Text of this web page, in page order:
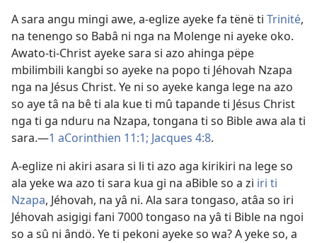
A sara angu mingi awe, a-eglize ayeke fa tënë ti Trinité,
na tenengo so Babâ ni nga na Molenge ni ayeke oko.
Awato-ti-Christ ayeke sara si azo ahinga pëpe
mbilimbili kangbi so ayeke na popo ti Jéhovah Nzapa
nga na Jésus Christ. Ye ni so ayeke kanga lege na azo
so aye tâ na bê ti ala kue ti mû tapande ti Jésus Christ
nga ti ga nduru na Nzapa, tongana ti so Bible awa ala ti
sara.—1 aCorinthien 11:1; Jacques 4:8.
A-eglize ni akiri asara si li ti azo aga kirikiri na lege so
ala yeke wa azo ti sara kua gi na aBible so a zi iri ti
Nzapa, Jéhovah, na yâ ni. Ala sara tongaso, atâa so iri
Jéhovah asigigi fani 7000 tongaso na yâ ti Bible na ngoi
so a sû ni ândö. Ye ti pekoni ayeke so wa? A yeke so, a